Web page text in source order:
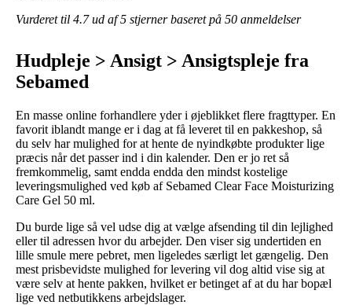
Vurderet til 4.7ud af 5 stjerner baseret på 50 anmeldelser
Hudpleje > Ansigt > Ansigtspleje fra
Sebamed
En masse online forhandlere yder i øjeblikket flere fragttyper. En
favorit iblandt mange er i dag at få leveret til en pakkeshop, så
du selv har mulighed for at hente de nyindkøbte produkter lige
præcis når det passer ind i din kalender. Den er jo ret så
fremkommelig, samt endda endda den mindst kostelige
leveringsmulighed ved køb af Sebamed Clear Face Moisturizing
Care Gel 50 ml.
Du burde lige så vel udse dig at vælge afsending til din lejlighed
eller til adressen hvor du arbejder. Den viser sig undertiden en
lille smule mere pebret, men ligeledes særligt let gængelig. Den
mest prisbevidste mulighed for levering vil dog altid vise sig at
være selv at hente pakken, hvilket er betinget af at du har bopæl
lige ved netbutikkens arbejdslager.